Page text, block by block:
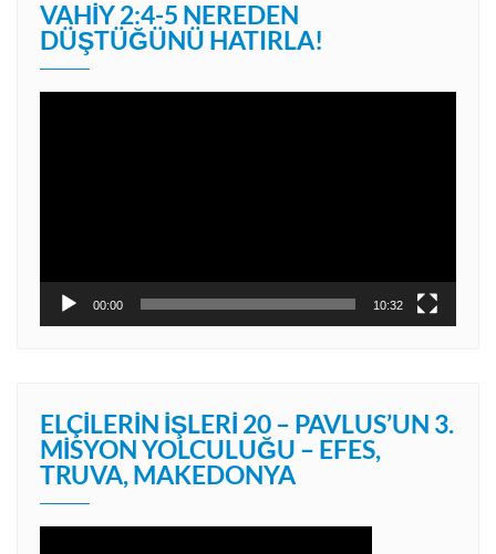
VAHIY 2:4-5 NEREDEN
DÜŞTÜĞÜNÜ HATIRLA!
00:00 10:32
ELÇILERIN İŞLERI 20 – PAVLUS’UN 3.
MISYON YOLCULUĞU – EFES,
TRUVA, MAKEDONYA